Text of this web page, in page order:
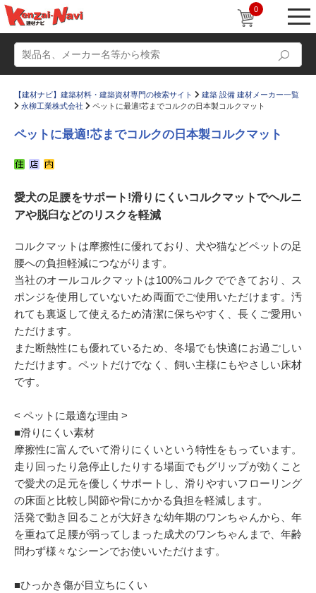
0
かたなび コラム
Q＆A 販売・施工代理店募集
お気に入り
【建材ナビ】建築材料・建築資材専門の検索サイト
建築 設備 建材メーカー一覧
永柳工業株式会社
ペットに最適!芯までコルクの日本製コルクマット
ペットに最適!芯までコルクの日本製コルクマット
愛犬の足腰をサポート!滑りにくいコルクマットでヘルニ
アや脱臼などのリスクを軽減
コルクマットは摩擦性に優れており、犬や猫などペットの足
腰への負担軽減につながります。
当社のオールコルクマットは100%コルクでできており、ス
ポンジを使用していないため両面でご使用いただけます。汚
れても裏返して使えるため清潔に保ちやすく、長くご愛用い
ただけます。
また断熱性にも優れているため、冬場でも快適にお過ごしい
ただけます。ペットだけでなく、飼い主様にもやさしい床材
です。
< ペットに最適な理由 >
■滑りにくい素材
摩擦性に富んでいて滑りにくいという特性をもっています。
走り回ったり急停止したりする場面でもグリップが効くこと
で愛犬の足元を優しくサポートし、滑りやすいフローリング
の床面と比較し関節や骨にかかる負担を軽減します。
活発で動き回ることが大好きな幼年期のワンちゃんから、年
を重ねて足腰が弱ってしまった成犬のワンちゃんまで、年齢
問わず様々なシーンでお使いいただけます。
■ひっかき傷が目立ちにくい